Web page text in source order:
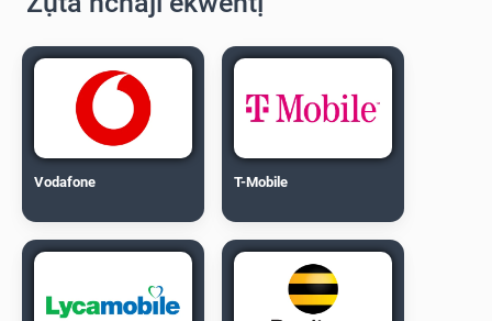
Vodafone T-Mobile